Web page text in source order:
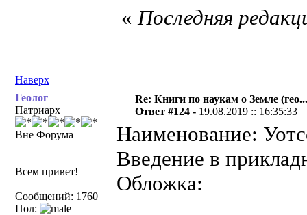
Наверх
«Последняя
Геолог
Патриарх
Вне Форума
Всем привет!
Сообщений: 1760
Пол:
Re: Книги по наукам о Земле
Ответ #124 - 19.08.2019 :: 16:35:33
Наименование:
Введение в
Обложка: